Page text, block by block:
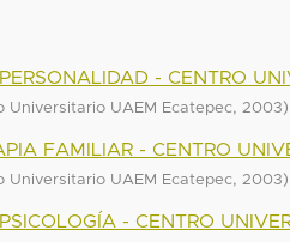
- CENTRO
Universitario UAEM Ecatepec, 2003)
FAMILIAR - CENTRO
Universitario UAEM Ecatepec, 2003)
- CENTRO